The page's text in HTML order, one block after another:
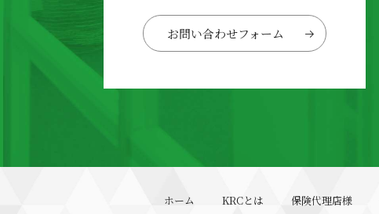
お問い合わせフォーム
ホーム KRCとは 保険代理店様